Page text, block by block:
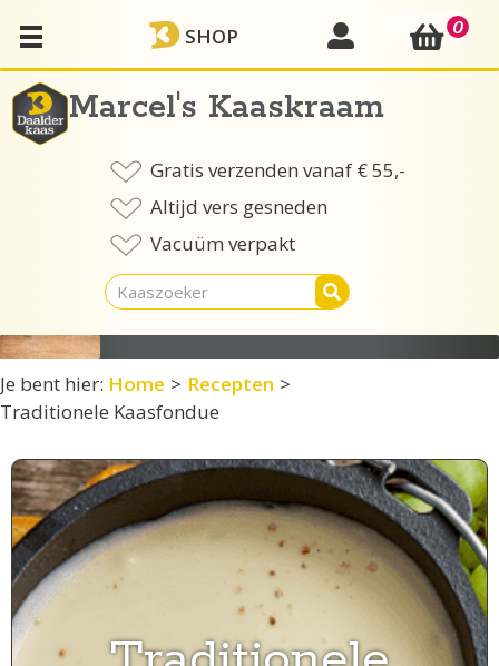
naar
de
inhoud
SHOP mijn account 0
Marcel's Kaaskraam
Gratis verzenden vanaf € 55,-
Altijd vers gesneden
Vacuüm verpakt
Je bent hier: Home > Recepten >
Traditionele Kaasfondue